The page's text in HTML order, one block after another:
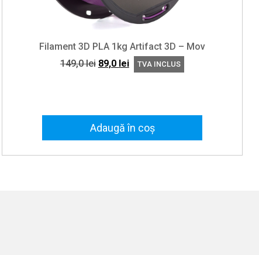
Filament 3D PLA 1kg Artifact 3D – Mov
149,0lei Prețul
149,0 lei.
89,0 leiPrețul
TVA INCLUS
Adaugă în coș